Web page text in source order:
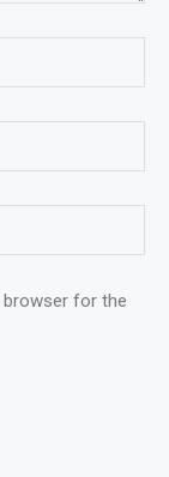
browser for the